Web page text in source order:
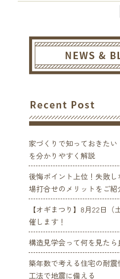
家づくりで知っておきた
を分かりやすく解説
後悔ポイント上位！失敗
場打合せのメリットをご紹
【オギまつり】8月22日（
催します！
構造見学会って何を見たら
築年数で考える住宅の耐
工法で地震に備える